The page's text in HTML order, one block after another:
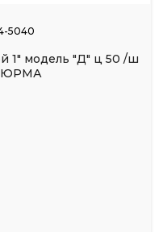
5040
1" модель "Д" ц 50 /ш
ЮРМА